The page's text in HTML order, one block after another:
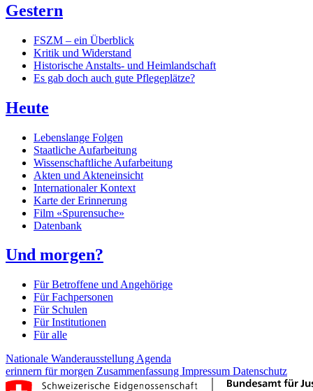
Gestern
FSZM – ein Überblick
Kritik und Widerstand
Historische Anstalts- und Heimlandschaft
Es gab doch auch gute Pflegeplätze?
Heute
Lebenslange Folgen
Staatliche Aufarbeitung
Wissenschaftliche Aufarbeitung
Akten und Akteneinsicht
Internationaler Kontext
Karte der Erinnerung
Film «Spurensuche»
Datenbank
Und morgen?
Für Betroffene und Angehörige
Für Fachpersonen
Für Schulen
Für Institutionen
Für alle
Nationale Wanderausstellung Agenda
erinnern für morgen Zusammenfassung Impressum Datenschutz